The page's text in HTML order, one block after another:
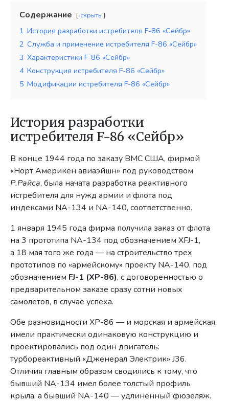
Содержание скрыть
1 История разработки истребителя F-86 «Сейбр»
2 Служба и применение истребителя F-86 «Сейбр»
3 Характеристики F-86 «Сейбр»
4 Конструкция истребителя F-86 «Сейбр»
5 Модификации истребителя F-86 «Сейбр»
История разработки
истребителя F-86 «Сейбр»
В конце 1944 года по заказу ВМС США, фирмой
«Норт Америкен авиаэйшн» под руководством
Р.Райса, была начата разработка реактивного
истребителя для нужд армии и флота под
индексами NA-134 и NA-140, соответственно.
1 января 1945 года фирма получила заказ от флота
на 3 прототипа NA-134 под обозначением XFJ-1,
а 18 мая того же года — на строительство трех
прототипов по «армейскому» проекту NA-140, под
обозначением FJ-1 (XP-86), с договоренностью о
предварительном заказе сразу сотни новых
самолетов, в случае успеха.
Обе разновидности XP-86 — и морская и армейская,
имели практически одинаковую конструкцию и
проектировались под один двигатель:
турбореактивный «Дженерал Электрик» J36.
Отличия главным образом сводились к тому, что
бывший NA-134 имел более толстый профиль
крыла, а бывший NA-140 — удлиненный фюзеляж.